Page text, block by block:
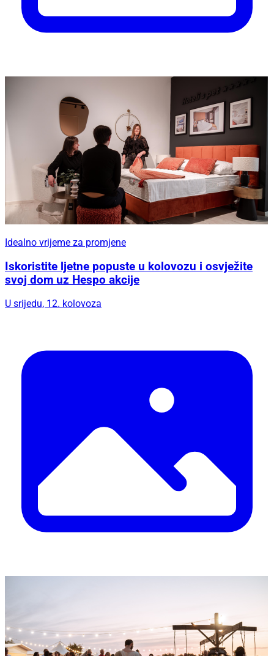
Idealno vrijeme za promjene
Iskoristite ljetne popuste u kolovozu i osvježite
svoj dom uz Hespo akcije
U srijedu, 12. kolovoza